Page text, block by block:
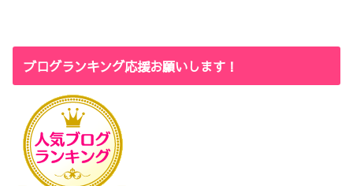
ブログランキング応援お願いします！